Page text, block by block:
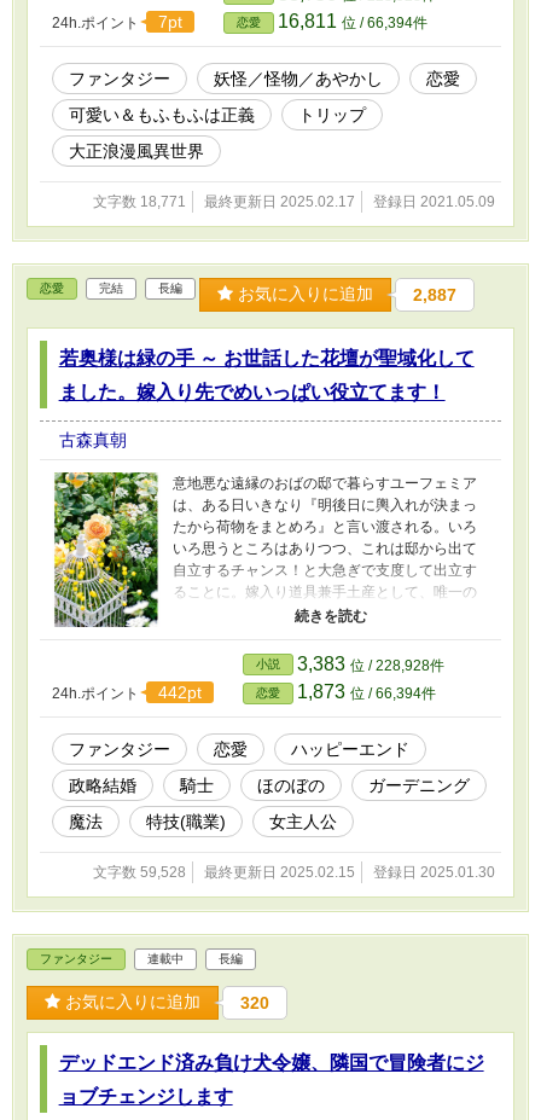
て、どこかで落としたという彼の力の源『天
眼』を探すことになる。 しかし探索初日か
ら、思い付きの男装がみょーにウケてお姉さん
たちに囲まれるわ、市中警邏に当たっていた将
校・鷹司に職質されるわ、解放されたと思った
ら日暮れの路地裏で妖怪にしか見えないものに
襲われるわ。命からがら逃げ延びたはずが、何
故かその後も付け狙われるハメになるわといき
なり波乱万丈。 新米辻占い師・梓紗は白澤の
力を取り戻し、悠々自適な異世界ライフを送る
ことが出来るのか？ ※しばらく不定期の更新に
なります。作者も息抜きのつもりでのほほんと
書いておりますので、ゆったりのんびりお付き
合いくださいませm(__)m
24h.ポイント 7pt 恋愛 16,811 位 / 66,394件
ファンタジー 妖怪／怪物／あやかし
恋愛
可愛い＆もふもふは正義
トリップ
大正浪漫風異世界
文字数 18,771 最終更新日 2025.02.17 登録日 2021.05.09
恋愛 完結 長編 お気に入りに追加 2,887
若奥様は緑の手 ～ お世話した花壇が聖域化して
ました。嫁入り先でめいっぱい役立てます！
古森真朝
意地悪な遠縁のおばの邸で暮らすユーフェミア
は、ある日いきなり『明後日に輿入れが決まっ
たから荷物をまとめろ』と言い渡される。いろ
いろ思うところはありつつ、これは邸から出て
自立するチャンス！と大急ぎで支度して出立す
ることに。嫁入り道具兼手土産として、唯一の
財産でもある裏庭の花壇（四畳サイズ）を『持
塩にかけた彼女の魔力によって、神域霊域レベ
ルのレア植物生息地となっていた。 そうとは知
らないまま、輿入れ初日にボロボロになって帰
ってきた結婚相手・クライヴを救ったのを皮切
りに、彼の実家エヴァンス邸、勤め先である王
城、さらにお世話になっている賢者様が司る大
神殿と、次々に起こる事件を『あ、それならあ
りますよ！』とプチ庭園でしれっと解決してい
くユーフェミア。果たして嫁ぎ先で平穏を手に
入れられるのか。そして根っから世話好きで、
何くれとなく構ってくれるクライヴVS自立した
い甘えベタの若奥様の勝負の行方は？ ＊カクヨ
ム様で先行掲載しております
24h.ポイント 442pt
小説 3,383 位 / 228,928件
恋愛 1,873 位 / 66,394件
ファンタジー 恋愛
ハッピーエンド
政略結婚
騎士 ほのぼの
ガーデニング
魔法
特技(職業) 女主人公
文字数 59,528 最終更新日 2025.02.15 登録日 2025.01.30
ファンタジー 連載中 長編
お気に入りに追加 320
デッドエンド済み負け犬令嬢、隣国で冒険者にジ
ョブチェンジします